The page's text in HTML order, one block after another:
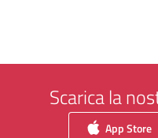
Scarica la
App Store